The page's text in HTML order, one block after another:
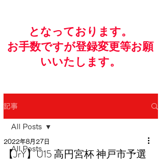
​となっております。
お手数ですが​登録変更等お願
いいたします。
記事
All Posts
All Posts
【JrY】U15 高円宮杯 神戸市予選
2022年8月27日